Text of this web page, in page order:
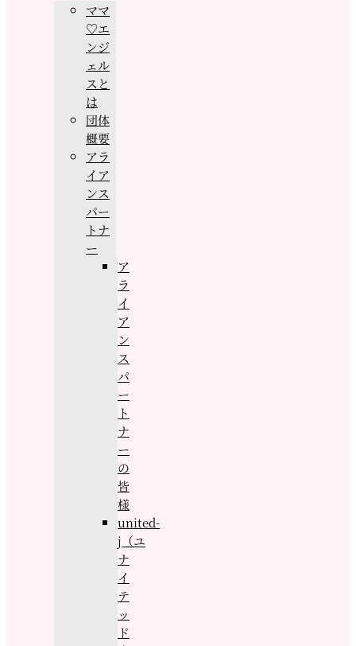
ママ
♡エ
ンジ
ェル
スと
は
団体
概要
アラ
イア
ンス
パー
トナ
ー
ア
ラ
イ
ア
ン
ス
パ
ー
ト
ナ
ー
の
皆
様
united-
j（ユ
ナ
イ
テ
ッ
ド